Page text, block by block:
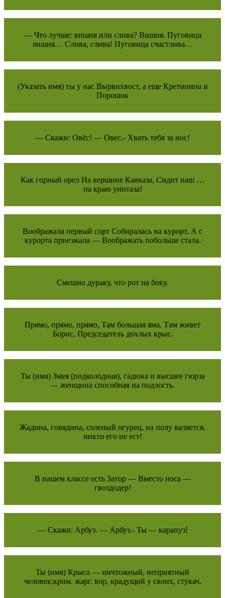
— Что лучше: вишня или слива? Вишня. Пуговица
лишня… Слива, слива! Пуговица счастлива…
(Указать имя) ты у нас Вырвихвост, а еще Кретинина и
Порошок
— Скажи: Овёс! — Овес.- Хвать тебя за нос!
Как горный орел На вершине Кавказа, Сидит наш …
на краю унитаза!
Воображала первый сорт Собиралась на курорт, А с
курорта приезжала — Воображать побольше стала.
Смешно дураку, что рот на боку.
Прямо, прямо, прямо, Там большая яма. Там живет
Борис, Председатель дохлых крыс.
Ты (имя) Змея (подколодная), гадюка и высшее гюрза
— женщина способная на подлость.
Жадина, говядина, соленый огурец, на полу валяется,
никто его не ест!
В нашем классе есть Затор — Вместо носа —
гвоздодер!
— Скажи: Арбуз. — Арбуз.- Ты — карапуз!
Ты (имя) Крыса — ничтожный, неприятный
человек;крим. жарг. вор, крадущий у своих, стукач.